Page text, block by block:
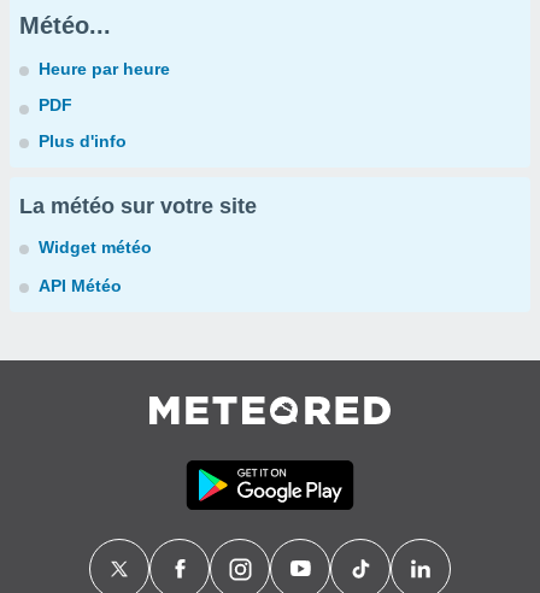
Météo...
Heure par heure
PDF
Plus d'info
La météo sur votre site
Widget météo
API Météo